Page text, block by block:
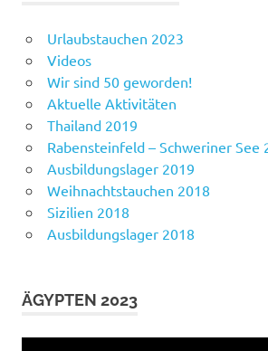
Urlaubstauchen 2023
Videos
Wir sind 50 geworden!
Aktuelle Aktivitäten
Thailand 2019
Rabensteinfeld – Schweriner See
Ausbildungslager 2019
Weihnachtstauchen 2018
Sizilien 2018
Ausbildungslager 2018
ÄGYPTEN 2023